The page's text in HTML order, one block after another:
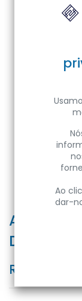
AZELYA-1
Ref:
Ao
dar-